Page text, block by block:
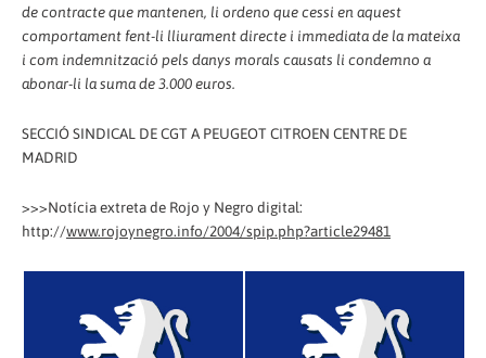
de contracte que mantenen, li ordeno que cessi en aquest
comportament fent-li lliurament directe i immediata de la mateixa
i com indemnització pels danys morals causats li condemno a
abonar-li la suma de 3.000 euros.
SECCIÓ SINDICAL DE CGT A PEUGEOT CITROEN CENTRE DE
MADRID
>>>Notícia extreta de Rojo y Negro digital:
http://www.rojoynegro.info/2004/spip.php?article29481